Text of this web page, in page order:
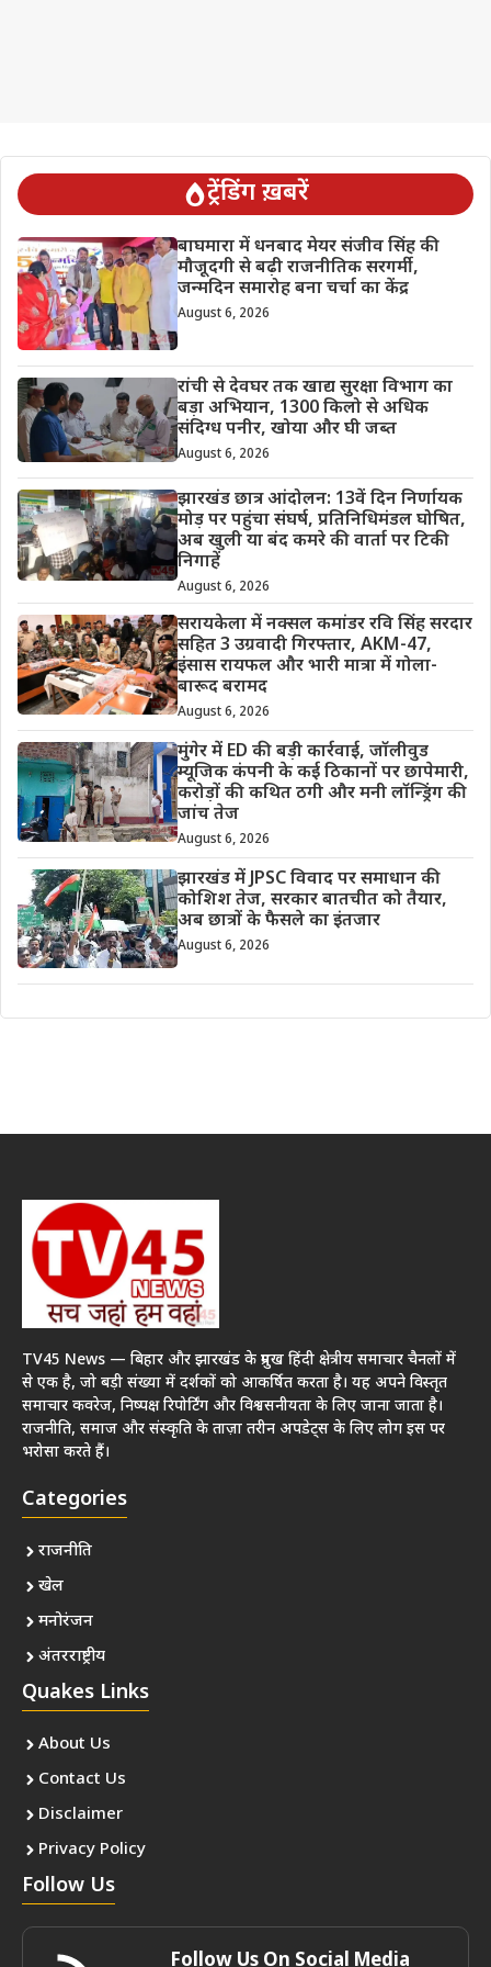
ट्रेंडिंग ख़बरें
बाघमारा में धनबाद मेयर संजीव सिंह की
मौजूदगी से बढ़ी राजनीतिक सरगर्मी,
जन्मदिन समारोह बना चर्चा का केंद्र
August 6, 2026
रांची से देवघर तक खाद्य सुरक्षा विभाग का
बड़ा अभियान, 1300 किलो से अधिक
संदिग्ध पनीर, खोया और घी जब्त
August 6, 2026
झारखंड छात्र आंदोलन: 13वें दिन निर्णायक
मोड़ पर पहुंचा संघर्ष, प्रतिनिधिमंडल घोषित,
अब खुली या बंद कमरे की वार्ता पर टिकी
निगाहें
August 6, 2026
सरायकेला में नक्सल कमांडर रवि सिंह सरदार
सहित 3 उग्रवादी गिरफ्तार, AKM-47,
इंसास रायफल और भारी मात्रा में गोला-
बारूद बरामद
August 6, 2026
मुंगेर में ED की बड़ी कार्रवाई, जॉलीवुड
म्यूजिक कंपनी के कई ठिकानों पर छापेमारी,
करोड़ों की कथित ठगी और मनी लॉन्ड्रिंग की
जांच तेज
August 6, 2026
झारखंड में JPSC विवाद पर समाधान की
कोशिश तेज, सरकार बातचीत को तैयार,
अब छात्रों के फैसले का इंतजार
August 6, 2026
TV45 News — बिहार और झारखंड के प्रमुख हिंदी क्षेत्रीय समाचार चैनलों में
से एक है, जो बड़ी संख्या में दर्शकों को आकर्षित करता है। यह अपने विस्तृत
समाचार कवरेज, निष्पक्ष रिपोर्टिंग और विश्वसनीयता के लिए जाना जाता है।
राजनीति, समाज और संस्कृति के ताज़ा तरीन अपडेट्स के लिए लोग इस पर
भरोसा करते हैं।
Categories
राजनीति
खेल
मनोरंजन
अंतरराष्ट्रीय
Quakes Links
About Us
Contact Us
Disclaimer
Privacy Policy
Follow Us
Follow Us On Social Media